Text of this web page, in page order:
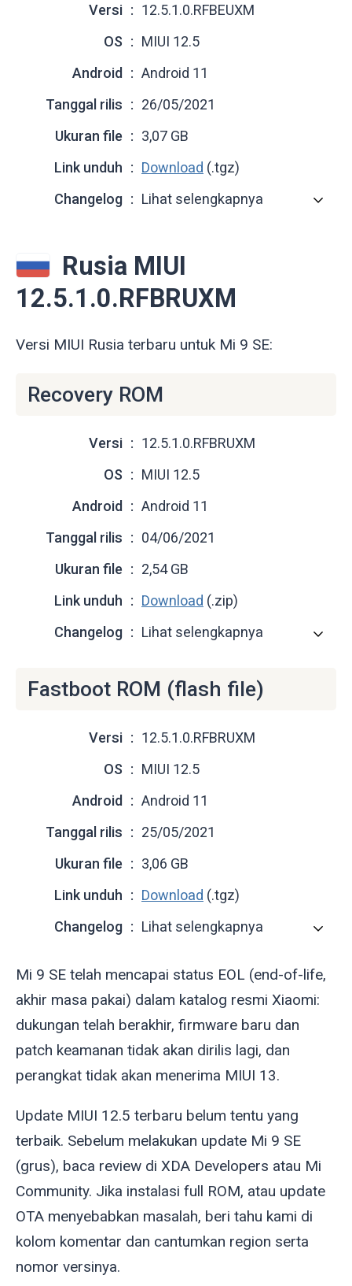
Versi
12.5.1.0.RFBEUXM
OS
MIUI 12.5
Android
Android 11
Tanggal rilis
26/05/2021
Ukuran file
3,07 GB
Link unduh
Download (.tgz)
Changelog
Lihat selengkapnya
Rusia MIUI
12.5.1.0.RFBRUXM
Versi MIUI Rusia terbaru untuk Mi 9 SE:
Recovery ROM
Versi
12.5.1.0.RFBRUXM
OS
MIUI 12.5
Android
Android 11
Tanggal rilis
04/06/2021
Ukuran file
2,54 GB
Link unduh
Download (.zip)
Changelog
Lihat selengkapnya
Fastboot ROM (flash file)
Versi
12.5.1.0.RFBRUXM
OS
MIUI 12.5
Android
Android 11
Tanggal rilis
25/05/2021
Ukuran file
3,06 GB
Link unduh
Download (.tgz)
Changelog
Lihat selengkapnya
Mi 9 SE telah mencapai status EOL (end-of-life,
akhir masa pakai) dalam katalog resmi Xiaomi:
dukungan telah berakhir, firmware baru dan
patch keamanan tidak akan dirilis lagi, dan
perangkat tidak akan menerima MIUI 13.
Update MIUI 12.5 terbaru belum tentu yang
terbaik. Sebelum melakukan update Mi 9 SE
(grus), baca review di XDA Developers atau Mi
Community. Jika instalasi full ROM, atau update
OTA menyebabkan masalah, beri tahu kami di
kolom komentar dan cantumkan region serta
nomor versinya.